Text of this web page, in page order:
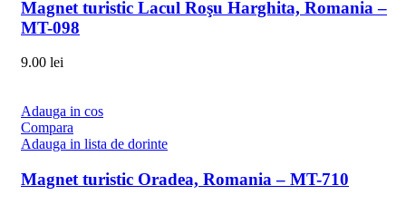
Magnet turistic Lacul Roşu Harghita, Romania –
MT-098
9.00 lei
Adauga in cos
Compara
Adauga in lista de dorinte
Magnet turistic Oradea, Romania – MT-710